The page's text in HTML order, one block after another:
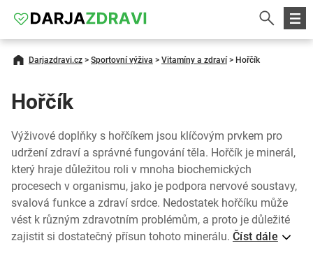
Darjazdravi.cz > Sportovní výživa > Vitamíny a zdraví > Hořčík
Hořčík
Výživové doplňky s hořčíkem jsou klíčovým prvkem pro
udržení zdraví a správné fungování těla. Hořčík je minerál,
který hraje důležitou roli v mnoha biochemických
procesech v organismu, jako je podpora nervové soustavy,
svalová funkce a zdraví srdce. Nedostatek hořčíku může
vést k různým zdravotním problémům, a proto je důležité
zajistit si dostatečný přísun tohoto minerálu. Číst dále